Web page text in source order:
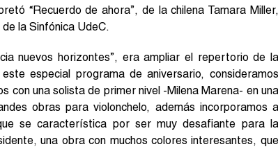
“Recuerdo de ahora”, de la chilena Tamara Miller,
la Sinfónica UdeC.
nuevos horizontes”, era ampliar el repertorio de la
especial programa de aniversario, consideramos
una solista de primer nivel -Milena Marena- en una
obras para violonchelo, además incorporamos a
se característica por ser muy desafiante para la
una obra con muchos colores interesantes, que